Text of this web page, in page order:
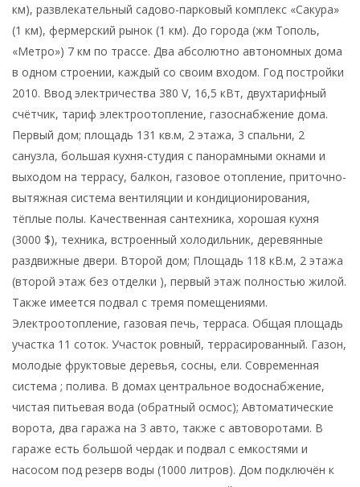
км), развлекательный садово-парковый комплекс «Сакура»
(1 км), фермерский рынок (1 км). До города (жм Тополь,
«Метро») 7 км по трассе. Два абсолютно автономных дома
в одном строении, каждый со своим входом. Год постройки
2010. Ввод электричества 380 V, 16,5 кВт, двухтарифный
счётчик, тариф электроотопление, газоснабжение дома.
Первый дом; площадь 131 кв.м, 2 этажа, 3 спальни, 2
санузла, большая кухня-студия с панорамными окнами и
выходом на террасу, балкон, газовое отопление, приточно-
вытяжная система вентиляции и кондиционирования,
тёплые полы. Качественная сантехника, хорошая кухня
(3000 $), техника, встроенный холодильник, деревянные
раздвижные двери. Второй дом; Площадь 118 кВ.м, 2 этажа
(второй этаж без отделки ), первый этаж полностью жилой.
Также имеется подвал с тремя помещениями.
Электроотопление, газовая печь, терраса. Общая площадь
участка 11 соток. Участок ровный, террасированный. Газон,
молодые фруктовые деревья, сосны, ели. Современная
система ; полива. В домах центральное водоснабжение,
чистая питьевая вода (обратный осмос); Автоматические
ворота, два гаража на 3 авто, также с автоворотами. В
гараже есть большой чердак и подвал с емкостями и
насосом под резерв воды (1000 литров). Дом подключён к